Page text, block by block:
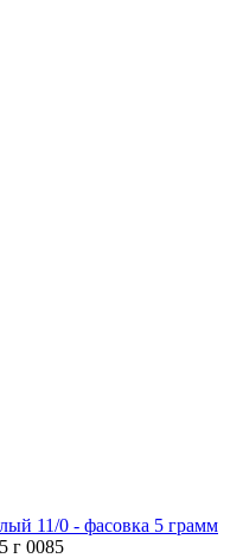
11/0 - фасовка 5 грамм
г 0085